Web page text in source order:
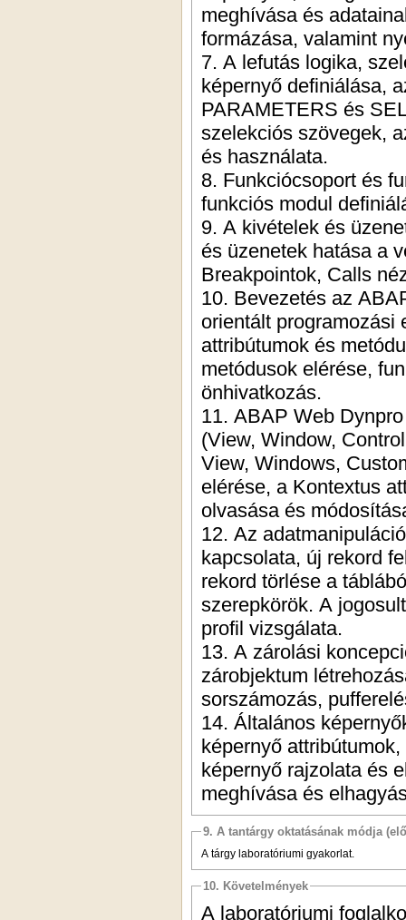
meghívása és
formázása, valamint
7. A lefutás logika,
képernyő definiálása,
PARAMETERS és
szelekciós szövegek,
és használata.
8. Funkciócsoport és
funkciós modul
9. A kivételek és
és üzenetek hatása a
Breakpointok, Calls
10. Bevezetés az
orientált programozási
attribútumok és
metódusok elérése,
önhivatkozás.
11. ABAP Web
(View, Window,
View, Windows,
elérése, a Kontextus
olvasása és
12. Az
kapcsolata, új rekord
rekord törlése a
szerepkörök. A
profil vizsgálata.
13. A zárolási
zárobjektum
sorszámozás,
14. Általános
képernyő
képernyő rajzolata és
meghívása és
9. A tantárgy oktatásának módja
A tárgy laboratóriumi gyakorlat.
10. Követelmények
A laboratóriumi